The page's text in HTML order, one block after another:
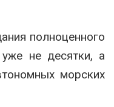
полноценного
не десятки, а
морских